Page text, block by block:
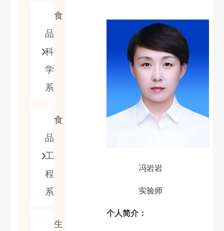
食
品
科
学
系
食
品
工
程
系
生
冯岩岩
实验师
个人简介：